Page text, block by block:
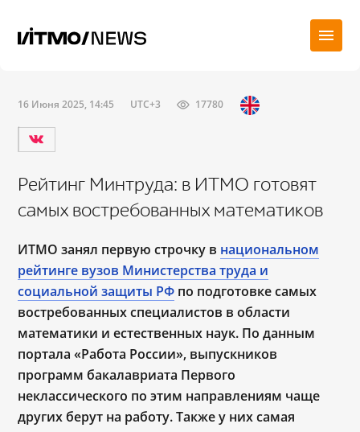
16 Июня 2025, 14:45 UTC+3 17780
Рейтинг Минтруда: в ИТМО готовят
самых востребованных математиков
ИТМО занял первую строчку в национальном
рейтинге вузов Министерства труда и
социальной защиты РФ по подготовке самых
востребованных специалистов в области
математики и естественных наук. По данным
портала «Работа России», выпускников
программ бакалавриата Первого
неклассического по этим направлениям чаще
других берут на работу. Также у них самая